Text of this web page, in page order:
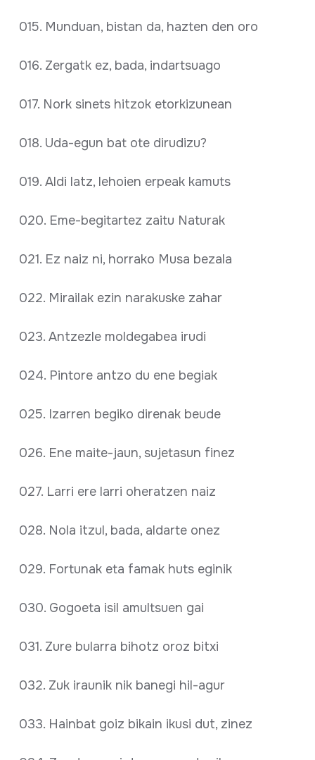
015. Munduan, bistan da, hazten den oro
016. Zergatk ez, bada, indartsuago
017. Nork sinets hitzok etorkizunean
018. Uda-egun bat ote dirudizu?
019. Aldi latz, lehoien erpeak kamuts
020. Eme-begitartez zaitu Naturak
021. Ez naiz ni, horrako Musa bezala
022. Mirailak ezin narakuske zahar
023. Antzezle moldegabea irudi
024. Pintore antzo du ene begiak
025. Izarren begiko direnak beude
026. Ene maite-jaun, sujetasun finez
027. Larri ere larri oheratzen naiz
028. Nola itzul, bada, aldarte onez
029. Fortunak eta famak huts eginik
030. Gogoeta isil amultsuen gai
031. Zure bularra bihotz oroz bitxi
032. Zuk iraunik nik banegi hil-agur
033. Hainbat goiz bikain ikusi dut, zinez